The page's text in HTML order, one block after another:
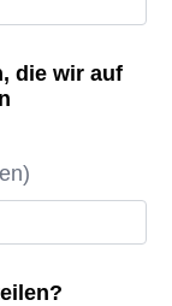
die wir auf